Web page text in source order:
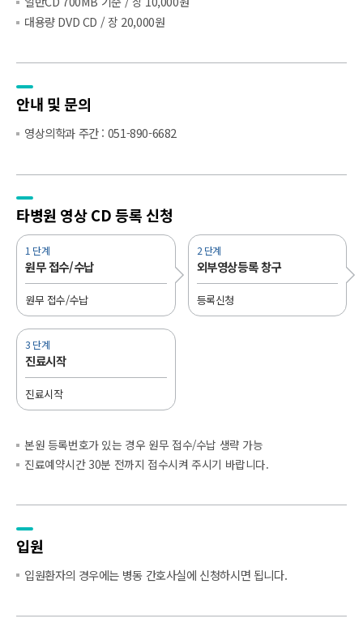
대용량 DVD CD / 장 20,000원
안내 및 문의
영상의학과 주간 : 051-890-6682
타병원 영상CD 등록 신청
1 단계
원무 접수/수납
원무 접수/수납
2 단계
외부영상등록 창구
등록신청
3 단계
진료시작
진료시작
본원 등록번호가 있는 경우 원무 접수/수납 생략 가능
진료예약시간 30분 전까지 접수시켜 주시기 바랍니다.
입원
입원환자의 경우에는 병동 간호사실에 신청하시면 됩니다.